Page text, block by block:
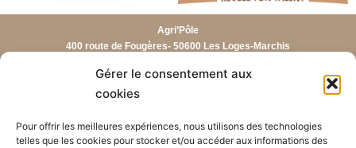
Gérer le consentement aux
cookies
Pour offrir les meilleures expériences, nous utilisons des technologies
telles que les cookies pour stocker et/ou accéder aux informations des
Agri’Pôle
400 route de Fougères- 50600 Les Loges-Marchis
Centre équestre